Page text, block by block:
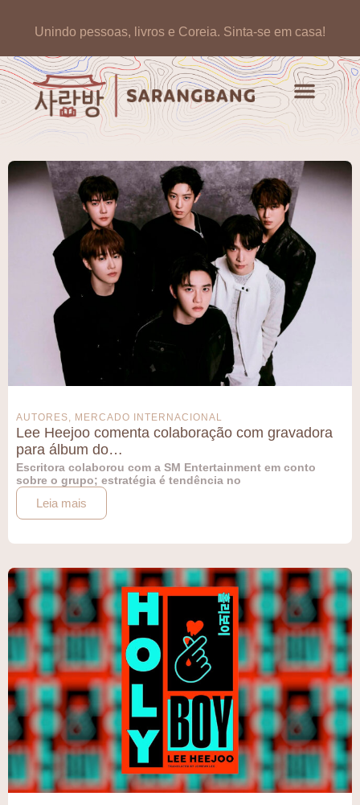
Unindo pessoas, livros e Coreia. Sinta-se em casa!
AUTORES, MERCADO INTERNACIONAL
Lee Heejoo comenta colaboração com gravadora
para álbum do…
Escritora colaborou com a SM Entertainment em conto
sobre o grupo; estratégia é tendência no
Leia mais